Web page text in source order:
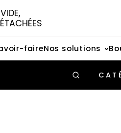
faireNos solutions